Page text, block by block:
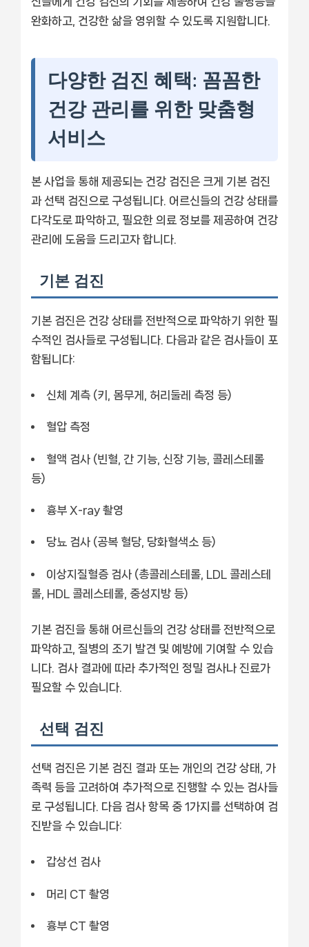
완화하고, 건강한 삶을 영위할 수 있도록 지원합니다.
다양한 검진 혜택: 꼼꼼한
건강 관리를 위한 맞춤형
서비스
본 사업을 통해 제공되는 건강 검진은 크게 기본 검진
과 선택 검진으로 구성됩니다. 어르신들의 건강 상태를
다각도로 파악하고, 필요한 의료 정보를 제공하여 건강
관리에 도움을 드리고자 합니다.
기본 검진
기본 검진은 건강 상태를 전반적으로 파악하기 위한 필
수적인 검사들로 구성됩니다. 다음과 같은 검사들이 포
함됩니다:
신체 계측 (키, 몸무게, 허리둘레 측정 등)
혈압 측정
혈액 검사 (빈혈, 간 기능, 신장 기능, 콜레스테롤
등)
흉부 X-ray 촬영
당뇨 검사 (공복 혈당, 당화혈색소 등)
이상지질혈증 검사 (총콜레스테롤, LDL 콜레스테
롤, HDL 콜레스테롤, 중성지방 등)
기본 검진을 통해 어르신들의 건강 상태를 전반적으로
파악하고, 질병의 조기 발견 및 예방에 기여할 수 있습
니다. 검사 결과에 따라 추가적인 정밀 검사나 진료가
필요할 수 있습니다.
선택 검진
선택 검진은 기본 검진 결과 또는 개인의 건강 상태, 가
족력 등을 고려하여 추가적으로 진행할 수 있는 검사들
로 구성됩니다. 다음 검사 항목 중 1가지를 선택하여 검
진받을 수 있습니다:
갑상선 검사
머리 CT 촬영
흉부 CT 촬영